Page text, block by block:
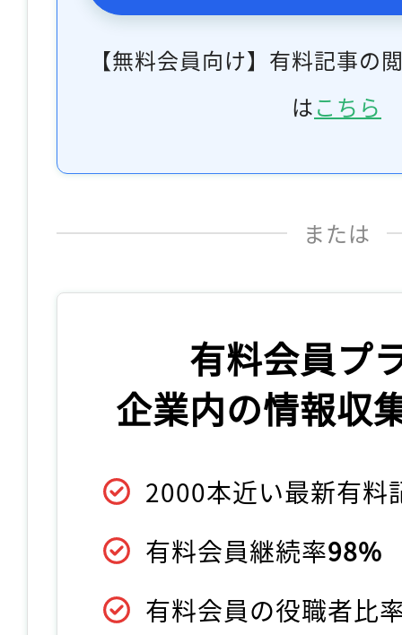
【無料会員向け】有料記事の
はこちら
または
有料会員プ
企業内の情報収
2000本近い最新有料
有料会員継続率98%
有料会員の役職者比